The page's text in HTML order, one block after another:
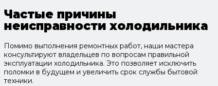
Частые причины
неисправности холодильника
Помимо выполнения ремонтных работ, наши мастера
консультируют владельцев по вопросам правильной
эксплуатации холодильника. Это позволяет исключить
поломки в будущем и увеличить срок службы бытовой
техники.